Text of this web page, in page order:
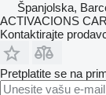
Španjolska,
ACTIVACIONS
Kontaktirajte
Pretplatite se na